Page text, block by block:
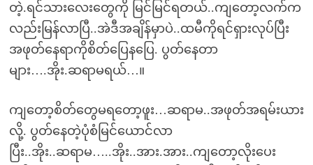
တဲ့.ရင်သားလေးတွေကို မြင်မြင်ရတယ်..ကျတော့လက်က
လည်းမြန်လာပြီ..အဲဒီအချိန်မှာပဲ..ထမီကိုရင်ရှားလုပ်ပြီး
အဖုတ်နေရာကိုစိတ်ပြေနပြေ. ပွတ်နေတာ
များ….အိုး.ဆရာမရယ်…။
ကျတော့စိတ်တွေမရတော့ဖူး…ဆရာမ..အဖုတ်အရမ်းယား
လို့. ပွတ်နေတဲ့ပုံစံမြင်ယောင်လာ
ပြီး..အိုး..ဆရာမ…..အိုး..အား.အား..ကျတော့လိုးပေး